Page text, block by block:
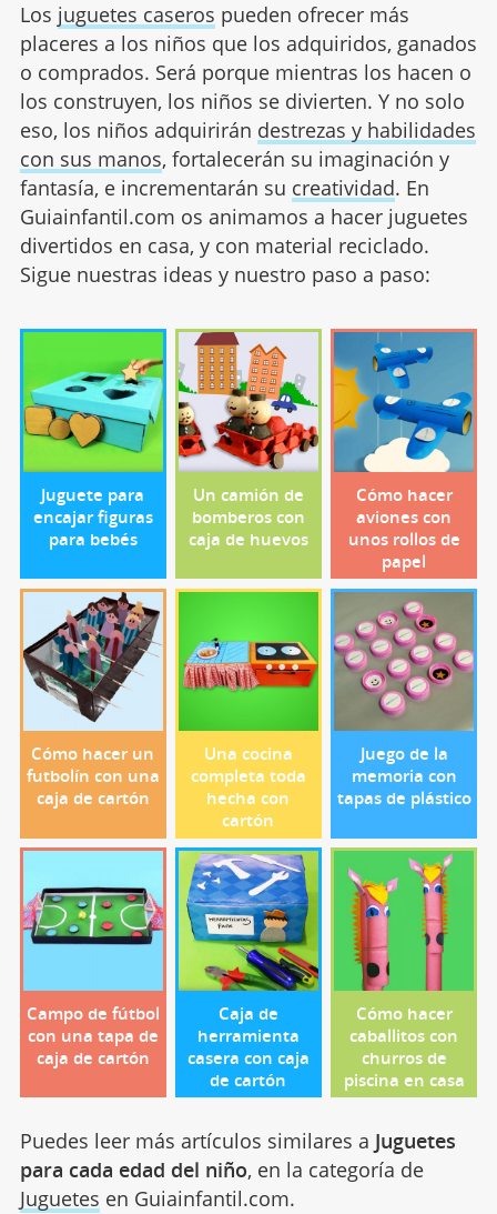
Los juguetes caseros pueden ofrecer más
placeres a los niños que los adquiridos, ganados
o comprados. Será porque mientras los hacen o
los construyen, los niños se divierten. Y no solo
eso, los niños adquirirán destrezas y habilidades
con sus manos, fortalecerán su imaginación y
fantasía, e incrementarán su creatividad. En
Guiainfantil.com os animamos a hacer juguetes
divertidos en casa, y con material reciclado.
Sigue nuestras ideas y nuestro paso a paso:
Juguete para
encajar figuras
para bebés
Un camión de
bomberos con
caja de huevos
Cómo hacer
aviones con
unos rollos de
papel
Cómo hacer un
futbolín con una
caja de cartón
Una cocina
completa toda
hecha con
cartón
Juego de la
memoria con
tapas de plástico
Campo de fútbol
con una tapa de
caja de cartón
Caja de
herramienta
casera con caja
de cartón
Cómo hacer
caballitos con
churros de
piscina en casa
Puedes leer más artículos similares a Juguetes
para cada edad del niño, en la categoría de
Juguetes en Guiainfantil.com.